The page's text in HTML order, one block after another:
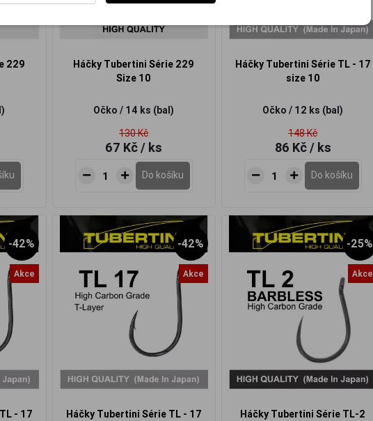
229
Háčky Tubertini Série 229
Size 10
Očko / 14 ks (bal)
130 Kč
67 Kč/ ks
Do košíku
Háčky Tubertini Série TL - 17
size 10
Očko / 12 ks (bal)
148 Kč
86 Kč/ ks
Do košíku
-42%
Akce
- 17
-42%
Akce
Háčky Tubertini Série TL - 17
-25%
Akce
Háčky Tubertini Série TL-2